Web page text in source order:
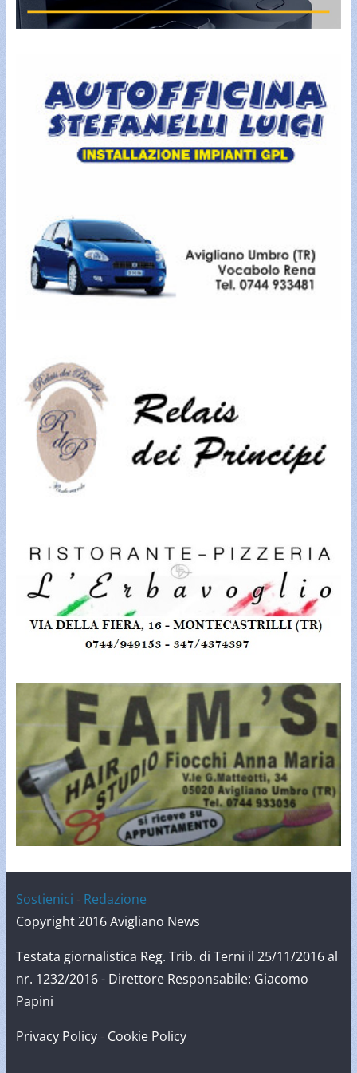
Sostienici
Redazione
Copyright 2016 Avigliano News
Testata giornalistica Reg. Trib. di Terni il 25/11/2016 al
nr. 1232/2016 - Direttore Responsabile: Giacomo
Papini
Privacy Policy- Cookie Policy